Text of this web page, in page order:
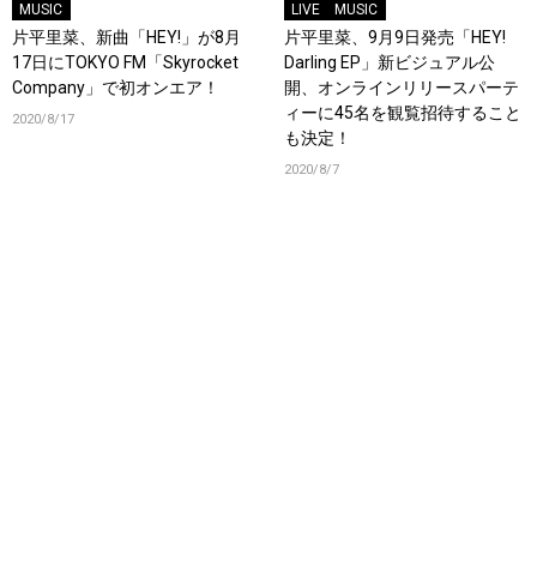
MUSIC
片平里菜、新曲「HEY!」が8月
17日にTOKYO FM「Skyrocket
Company」で初オンエア！
2020/8/17
LIVE MUSIC
片平里菜、9月9日発売「HEY!
Darling EP」新ビジュアル公
開、オンラインリリースパーテ
ィーに45名を観覧招待すること
も決定！
2020/8/7